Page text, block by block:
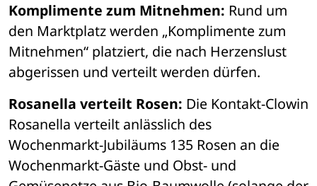
Komplimente zum Mitnehmen: Rund um
den Marktplatz werden „Komplimente zum
Mitnehmen“ platziert, die nach Herzenslust
abgerissen und verteilt werden dürfen.
Rosanella verteilt Rosen: Die Kontakt-Clowin
Rosanella verteilt anlässlich des
Wochenmarkt-Jubiläums 135 Rosen an die
Wochenmarkt-Gäste und Obst- und